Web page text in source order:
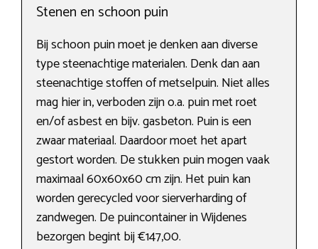
Stenen en schoon puin
Bij schoon puin moet je denken aan diverse
type steenachtige materialen. Denk dan aan
steenachtige stoffen of metselpuin. Niet alles
mag hier in, verboden zijn o.a. puin met roet
en/of asbest en bijv. gasbeton. Puin is een
zwaar materiaal. Daardoor moet het apart
gestort worden. De stukken puin mogen vaak
maximaal 60x60x60 cm zijn. Het puin kan
worden gerecycled voor sierverharding of
zandwegen. De puincontainer in Wijdenes
bezorgen begint bij €147,00.